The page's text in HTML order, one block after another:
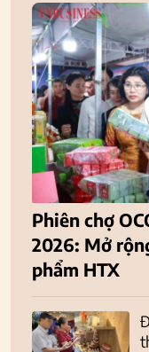
Phiên chợ
2026: Mở
phẩm HTX